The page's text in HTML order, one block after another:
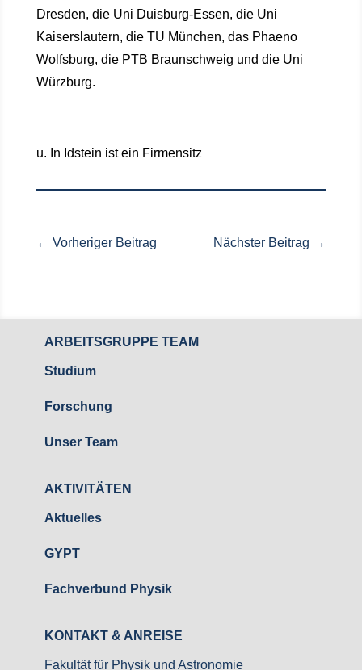
Dresden, die Uni Duisburg-Essen, die Uni
Kaiserslautern, die TU München, das Phaeno
Wolfsburg, die PTB Braunschweig und die Uni
Würzburg.
u. In Idstein ist ein Firmensitz
← Vorheriger Beitrag Nächster Beitrag →
ARBEITSGRUPPE TEAM
Studium
Forschung
Unser Team
AKTIVITÄTEN
Aktuelles
GYPT
Fachverbund Physik
KONTAKT & ANREISE
Fakultät für Physik und Astronomie